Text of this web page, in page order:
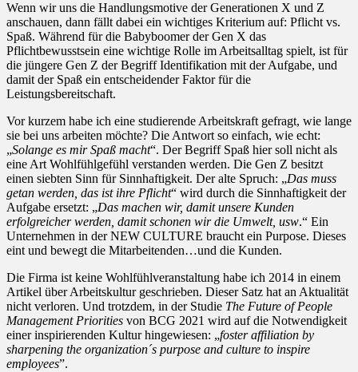
Wenn wir uns die Handlungsmotive der Generationen X und Z
anschauen, dann fällt dabei ein wichtiges Kriterium auf: Pflicht vs.
Spaß. Während für die Babyboomer der Gen X das
Pflichtbewusstsein eine wichtige Rolle im Arbeitsalltag spielt, ist für
die jüngere Gen Z der Begriff Identifikation mit der Aufgabe, und
damit der Spaß ein entscheidender Faktor für die
Leistungsbereitschaft.
Vor kurzem habe ich eine studierende Arbeitskraft gefragt, wie lange
sie bei uns arbeiten möchte? Die Antwort so einfach, wie echt:
„Solange es mir Spaß macht“. Der Begriff Spaß hier soll nicht als
eine Art Wohlfühlgefühl verstanden werden. Die Gen Z besitzt
einen siebten Sinn für Sinnhaftigkeit. Der alte Spruch: „Das muss
getan werden, das ist ihre Pflicht“ wird durch die Sinnhaftigkeit der
Aufgabe ersetzt: „Das machen wir, damit unsere Kunden
erfolgreicher werden, damit schonen wir die Umwelt, usw.“ Ein
Unternehmen in der NEW CULTURE braucht ein Purpose. Dieses
eint und bewegt die Mitarbeitenden…und die Kunden.
Die Firma ist keine Wohlfühlveranstaltung habe ich 2014 in einem
Artikel über Arbeitskultur geschrieben. Dieser Satz hat an Aktualität
nicht verloren. Und trotzdem, in der Studie The Future of People
Management Priorities von BCG 2021 wird auf die Notwendigkeit
einer inspirierenden Kultur hingewiesen: „foster affiliation by
sharpening the organization´s purpose and culture to inspire
employees”.